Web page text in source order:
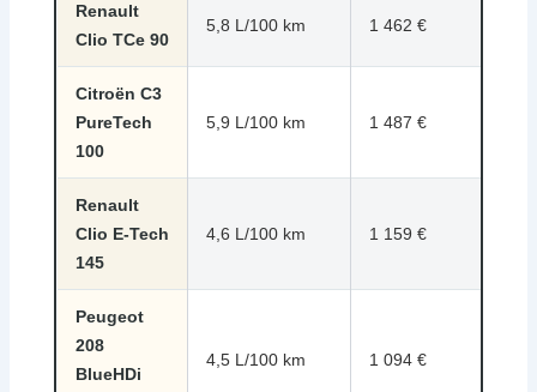
Renault
Clio TCe 90
5,8 L/100 km 1 462 €
Citroën C3
PureTech
100
5,9 L/100 km 1 487 €
Renault
Clio E-Tech
145
4,6 L/100 km 1 159 €
Peugeot
208
BlueHDi
4,5 L/100 km 1 094 €